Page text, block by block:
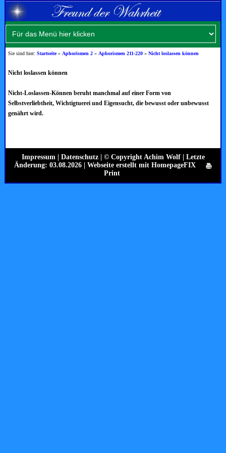
Sie sind hier:Startseite» Aphorismen 2 » Aphorismen 211-220 »Nicht loslassen können
Nicht loslassen können
Nicht-Loslassen-Können beruht manchmal auf einer Form von
Selbstverliebtheit, Wichtigtuerei und Eigensucht, die bewusst oder unbewusst
genährt wird.
Impressum| Datenschutz| © Copyright Achim Wolf | Letzte
Änderung: 03.08.2026 | Webseite erstellt mit HomepageFIX
Print